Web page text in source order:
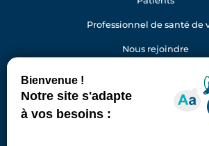
Professionnel de santé de
Nous rejoindre